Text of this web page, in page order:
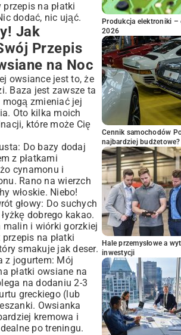
na płatki
dodać, nic ująć.
Jak
Przepis
na Noc
owsiance jest to, że
Baza jest zawsze ta
zmieniać jej
Oto kilka moich
które może Cię
Do bazy dodaj
z płatkami
cynamonu i
Rano na wierzch
włoskie. Niebo!
głowy: Do suchych
dobrego kakao.
malin i wiórki gorzkiej
na płatki
smakuje jak deser.
z jogurtem: Mój
płatki owsiane na
na dodaniu 2-3
greckiego (lub
Owsianka
kremowa i
po treningu.
Produkcja elektroniki –
2026
Cennik samochodów
najbardziej budżetowe?
Hale przemysłowe a
inwestycji